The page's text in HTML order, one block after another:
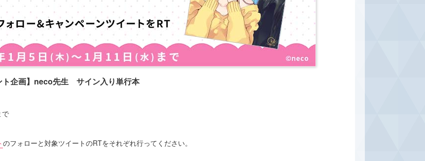
ト企画】neco先生 サイン入り単行本
で
のフォローと対象ツイートのRTをそれぞれ行ってください。